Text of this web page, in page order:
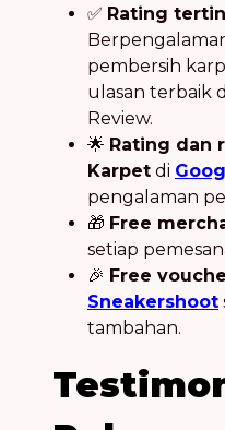
✅ Rating
pembersih
ulasan terbaik
Review.
🌟 Rating dan
Karpet di
pengalaman
🎁 Free
setiap
🎉 Free
Sneakershoot
tambahan.